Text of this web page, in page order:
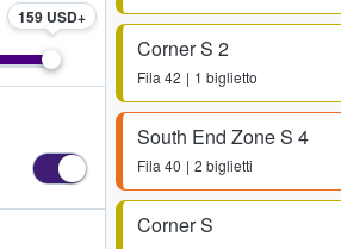
Corner S 2
Fila 42 1 biglietto
South End Zone S 4
Fila 40 2 biglietti
Corner S
159 USD